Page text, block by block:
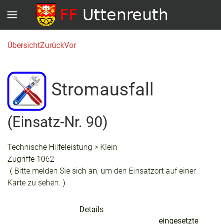
ÜbersichtZurückVor
Stromausfall
(Einsatz-Nr. 90)
Technische Hilfeleistung > Klein
Zugriffe 1062
( Bitte melden Sie sich an, um den Einsatzort auf einer
Karte zu sehen. )
Details
eingesetzte